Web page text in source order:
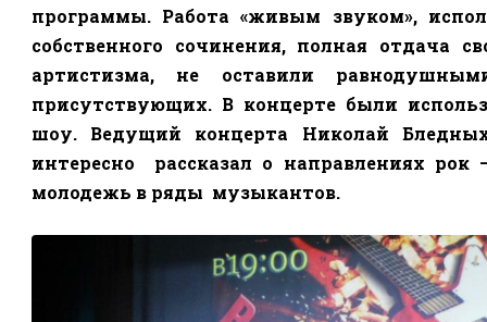
программы. Работа «живым звуком»,
собственного сочинения, полная отдача
артистизма, не оставили
присутствующих. В концерте были
шоу. Ведущий концерта Николай
интересно
рассказал о направлениях
молодежь в ряды музыкантов.